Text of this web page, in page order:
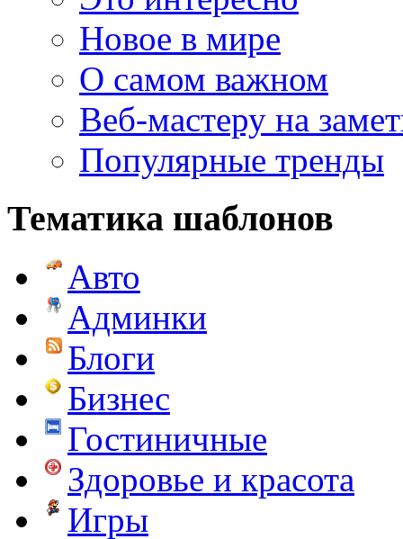
Новое в мире
О самом важном
Веб-мастеру на
Популярные тренды
Тематика шаблонов
Авто
Админки
Блоги
Бизнес
Гостиничные
Здоровье и красота
Игры